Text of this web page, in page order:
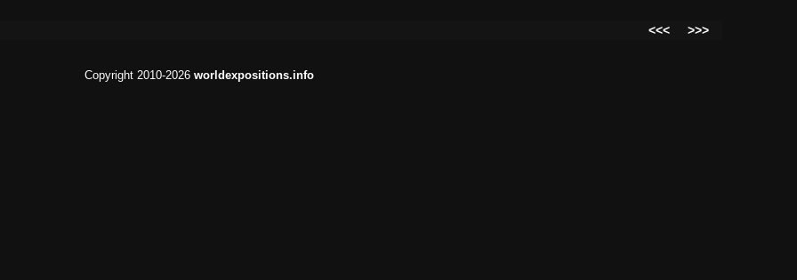
<<< >>>
Copyright 2010-2026 worldexpositions.info